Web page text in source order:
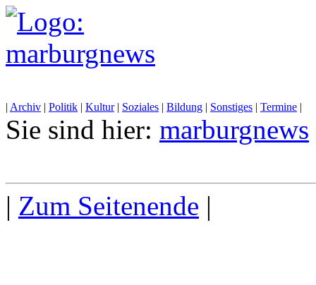
| Archiv | Politik | Kultur| Soziales | Bildung | Sonstiges | Termine |
Sie sind hier: marburgnews
| Zum Seitenende |